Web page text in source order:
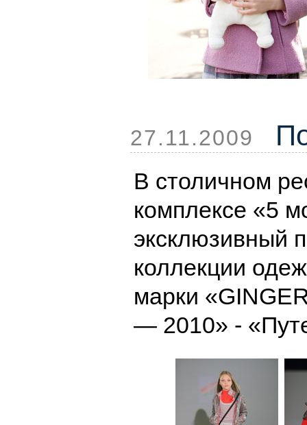
27.11.2009
В столичном
комплексе «5
эксклюзивный
коллекции
марки
— 2010» -